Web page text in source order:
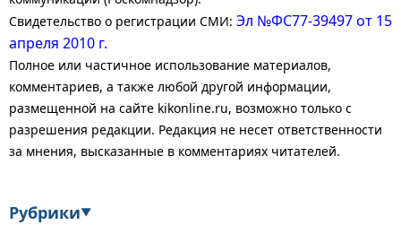
Свидетельство о регистрации СМИ: Эл №ФС77-39497 от 15
апреля 2010 г.
Полное или частичное использование материалов,
комментариев, а также любой другой информации,
размещенной на сайте kikonline.ru, возможно только с
разрешения редакции. Редакция не несет ответственности
за мнения, высказанные в комментариях читателей.
Рубрики▼